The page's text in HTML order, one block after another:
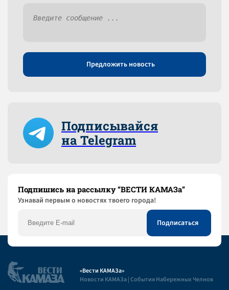
Предложить новость
Подписывайся
на Telegram
Подпишись на рассылку “ВЕСТИ КАМАЗа”
Узнaвай первым о новостях твоего города!
«Вести КАМАЗа»
Новости КАМАЗа | События Набережных Челнов